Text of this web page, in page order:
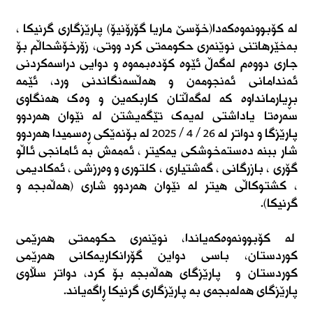
لە کۆبوونەوەکەدا(خۆسێ ماریا گۆرۆنیۆ) پارێزگاری گرنیکا ،
بەخێرهاتنی نوێنەری حکومەتی کرد ووتی، زۆرخۆشحاڵم بۆ
جاری دووەم لەگەڵ ئێوە کۆدەبمەوە و دوایی دراسەکردنی
ئەندامانی ئەنجومەن و هەڵسەنگاندنی ورد، ئێمە
بڕیارمانداوە کە لەگەڵتان کاربکەین و وەک هەنگاوی
سەرەتا یاداشتی لەیەک تێگەیشتن لە نێوان هەردوو
پارێزگا و دواتر لە ٢٦ / ٤ / ٢٠٢٥ لە بۆنەێکی ڕەسمیدا هەردوو
شار ببنە دەستەخوشکی یەکیتر ، ئەمەش بە ئامانجی ئاڵو
گۆری ، بازرگانی ، گەشتیاری ، کلتوری و وەرزشی ، ئەکادیمی
، کشتوکاڵی هیتر لە نێوان هەردوو شاری (هەڵەبجە و
گرنیکا).
لە کۆبوونەوەکەیاندا، نوێنەری حکومەتی هەرێمی
کوردستان، باسی دواین گۆرانکاریەکانی هەرێمی
کوردستان و پارێزگای هەڵەبجە بۆ کرد، دواتر سڵاوی
پارێزگای هەلەبجەی بە پارێزگاری گرنیکا ڕاگەیاند.